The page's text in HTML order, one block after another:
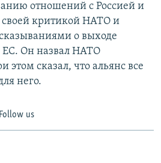
отношений с Россией и
своей критикой НАТО и
о выходе
ЕС. Он назвал НАТО
этом сказал, что альянс все
него.
Follow us